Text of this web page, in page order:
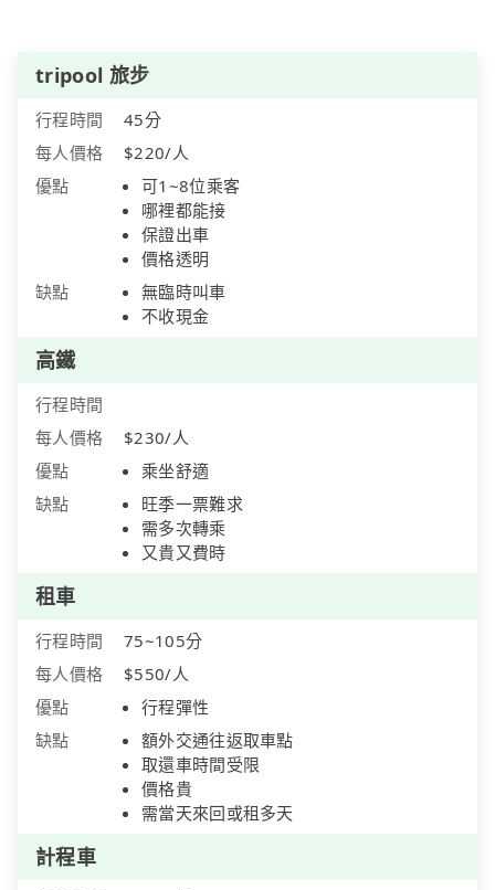
tripool 旅步
行程時間
45分
每人價格
$220/人
優點
可1~8位乘客
哪裡都能接
保證出車
價格透明
缺點
無臨時叫車
不收現金
高鐵
行程時間
每人價格
$230/人
優點
乘坐舒適
缺點
旺季一票難求
需多次轉乘
又貴又費時
租車
行程時間
75~105分
每人價格
$550/人
優點
行程彈性
缺點
額外交通往返取車點
取還車時間受限
價格貴
需當天來回或租多天
計程車